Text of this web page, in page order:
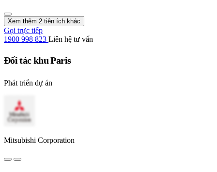
Xem thêm 2 tiện ích khác
Gọi trực tiếp
1900 998 823 Liên hệ tư vấn
Đối tác khu Paris
Phát triển dự án
Mitsubishi Corporation